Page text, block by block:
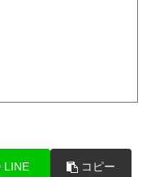
LINE コピー